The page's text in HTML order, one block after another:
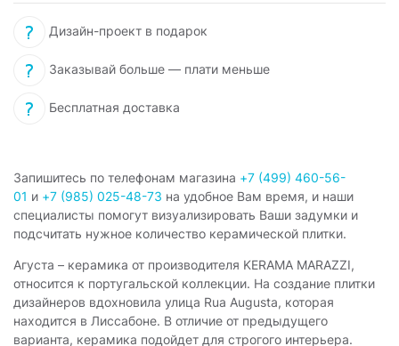
Дизайн-проект в подарок
Заказывай больше — плати меньше
Бесплатная доставка
Запишитесь по телефонам магазина +7 (499) 460-56-
01 и +7 (985) 025-48-73 на удобное Вам время, и наши
специалисты помогут визуализировать Ваши задумки и
подсчитать нужное количество керамической плитки.
Агуста – керамика от производителя KERAMA MARAZZI,
относится к португальской коллекции. На создание плитки
дизайнеров вдохновила улица Rua Augusta, которая
находится в Лиссабоне. В отличие от предыдущего
варианта, керамика подойдет для строгого интерьера.